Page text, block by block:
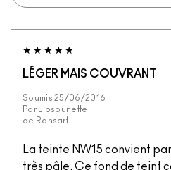
LÉGER MAIS COUVRANT
Soumis 25/06/2016
Par
Lipsounette
de Ransart
La teinte NW15 convient
très pâle. Ce fond de teint